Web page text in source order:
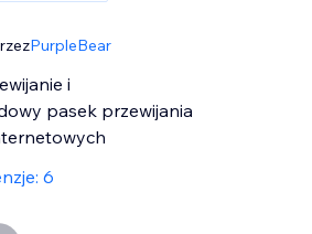
PurpleBear
i
pasek przewijania
6